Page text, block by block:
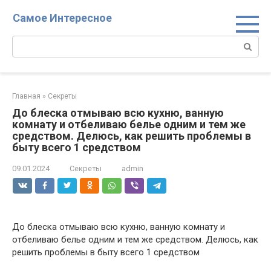
Самое Интересное
Поиск:
Главная » Секреты
До блеска отмываю всю кухню, ванную
комнату и отбеливаю белье одним и тем же
средством. Делюсь, как решить проблемы в
быту всего 1 средством
09.01.2024 Секреты admin
До блеска отмываю всю кухню, ванную комнату и
отбеливаю белье одним и тем же средством. Делюсь, как
решить проблемы в быту всего 1 средством